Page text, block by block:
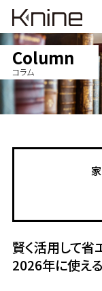
Column
コラム
賢く活用して
2026年に使え